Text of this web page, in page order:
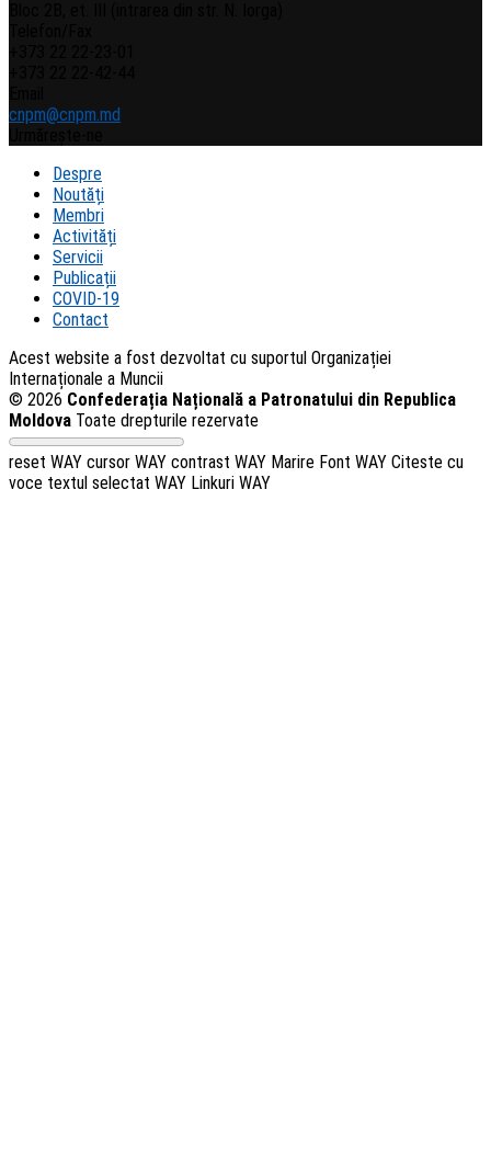
cnpm@cnpm.md
Despre
Noutăți
Membri
Activități
Servicii
Publicații
COVID-19
Contact
Acest website a fost dezvoltat cu suportul Organizației
Internaționale a Muncii
© 2026 Confederația Națională a Patronatului din Republica
Moldova Toate drepturile rezervate
reset WAY cursor WAY contrast WAY Marire Font WAY Citeste cu
voce textul selectat WAY Linkuri WAY